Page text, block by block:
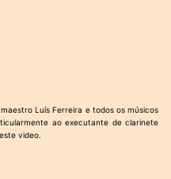
Luís Ferreira e todos os músicos
ao executante de clarinete
video.